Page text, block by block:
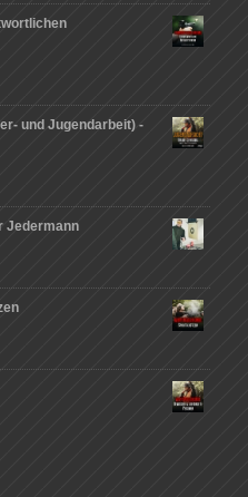
und Jugendarbeit) -
Jedermann